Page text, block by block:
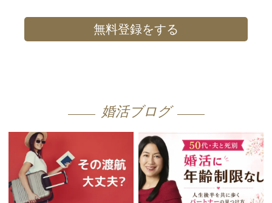
無料登録をする
婚活ブログ